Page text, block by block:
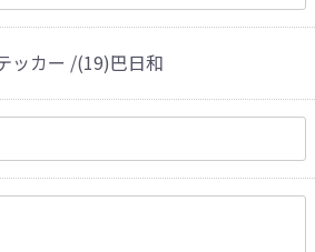
ッカー /(19)巴日和